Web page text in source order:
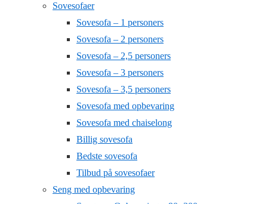
Sovesofaer
Sovesofa – 1 personers
Sovesofa – 2 personers
Sovesofa – 2,5 personers
Sovesofa – 3 personers
Sovesofa – 3,5 personers
Sovesofa med opbevaring
Sovesofa med chaiselong
Billig sovesofa
Bedste sovesofa
Tilbud på sovesofaer
Seng med opbevaring